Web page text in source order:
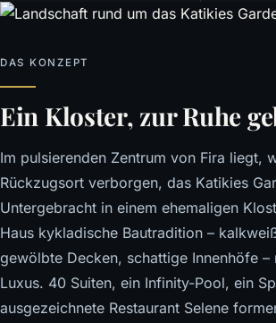
DAS KONZEPT
Ein Kloster, zur Ruhe
Im pulsierenden Zentrum von Fira liegt,
Rückzugsort verborgen, das Katikies
Untergebracht in einem ehemaligen
Haus kykladische Bautradition –
gewölbte Decken, schattige Innenhöfe –
Luxus. 40 Suiten, ein Infinity-Pool, ein
ausgezeichnete Restaurant Selene